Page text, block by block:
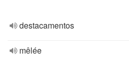
destacamentos
mêlée